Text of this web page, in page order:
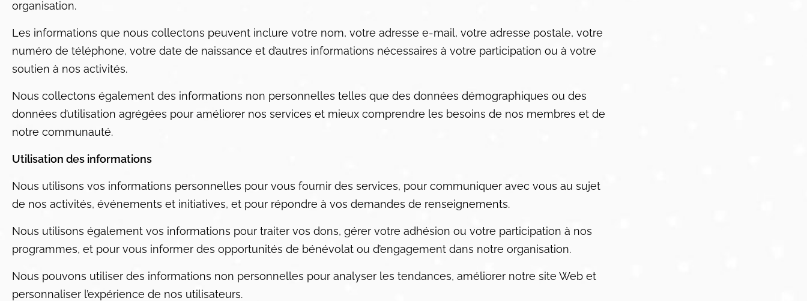
organisation.
Les informations que nous collectons peuvent inclure votre nom, votre adresse e-mail, votre adresse postale, votre
numéro de téléphone, votre date de naissance et d’autres informations nécessaires à votre participation ou à votre
soutien à nos activités.
Nous collectons également des informations non personnelles telles que des données démographiques ou des
données d’utilisation agrégées pour améliorer nos services et mieux comprendre les besoins de nos membres et de
notre communauté.
Utilisation des informations
Nous utilisons vos informations personnelles pour vous fournir des services, pour communiquer avec vous au sujet
de nos activités, événements et initiatives, et pour répondre à vos demandes de renseignements.
Nous utilisons également vos informations pour traiter vos dons, gérer votre adhésion ou votre participation à nos
programmes, et pour vous informer des opportunités de bénévolat ou d’engagement dans notre organisation.
Nous pouvons utiliser des informations non personnelles pour analyser les tendances, améliorer notre site Web et
personnaliser l’expérience de nos utilisateurs.